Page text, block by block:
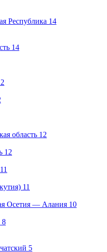
Республика 14
14
область 12
12
11
11
Осетия — Алания 10
8
5